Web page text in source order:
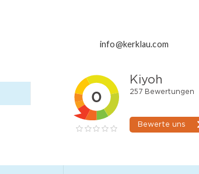
info@kerklau.com